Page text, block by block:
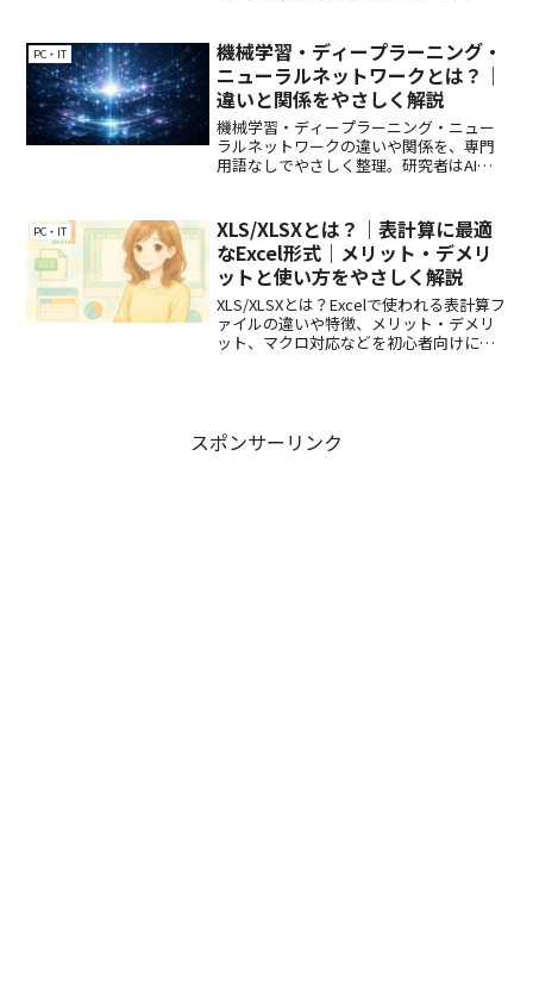
PC・IT
機械学習・ディープラーニング・
ニューラルネットワークとは？｜
違いと関係をやさしく解説
機械学習・ディープラーニング・ニュー
ラルネットワークの違いや関係を、専門
用語なしでやさしく整理。研究者はAIを
PC・IT
XLS/XLSXとは？｜表計算に最適
なExcel形式｜メリット・デメリ
ットと使い方をやさしく解説
XLS/XLSXとは？Excelで使われる表計算フ
ァイルの違いや特徴、メリット・デメリ
ット、マクロ対応などを初心者向けにわ
スポンサーリンク